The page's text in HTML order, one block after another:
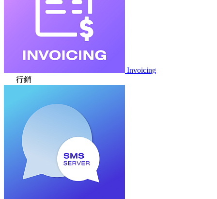
Invoicing
行銷